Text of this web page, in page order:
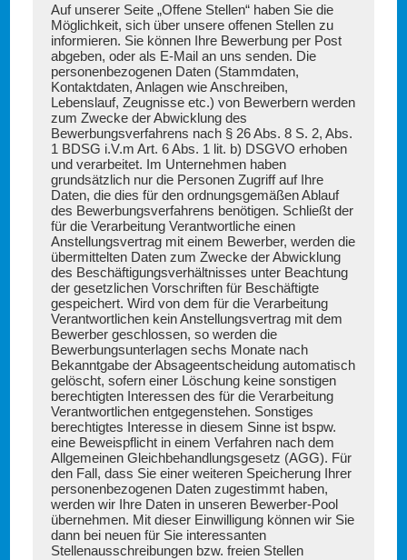
Auf unserer Seite „Offene Stellen“ haben Sie die
Möglichkeit, sich über unsere offenen Stellen zu
informieren. Sie können Ihre Bewerbung per Post
abgeben, oder als E-Mail an uns senden. Die
personenbezogenen Daten (Stammdaten,
Kontaktdaten, Anlagen wie Anschreiben,
Lebenslauf, Zeugnisse etc.) von Bewerbern werden
zum Zwecke der Abwicklung des
Bewerbungsverfahrens nach § 26 Abs. 8 S. 2, Abs.
1 BDSG i.V.m Art. 6 Abs. 1 lit. b) DSGVO erhoben
und verarbeitet. Im Unternehmen haben
grundsätzlich nur die Personen Zugriff auf Ihre
Daten, die dies für den ordnungsgemäßen Ablauf
des Bewerbungsverfahrens benötigen. Schließt der
für die Verarbeitung Verantwortliche einen
Anstellungsvertrag mit einem Bewerber, werden die
übermittelten Daten zum Zwecke der Abwicklung
des Beschäftigungsverhältnisses unter Beachtung
der gesetzlichen Vorschriften für Beschäftigte
gespeichert. Wird von dem für die Verarbeitung
Verantwortlichen kein Anstellungsvertrag mit dem
Bewerber geschlossen, so werden die
Bewerbungsunterlagen sechs Monate nach
Bekanntgabe der Absageentscheidung automatisch
gelöscht, sofern einer Löschung keine sonstigen
berechtigten Interessen des für die Verarbeitung
Verantwortlichen entgegenstehen. Sonstiges
berechtigtes Interesse in diesem Sinne ist bspw.
eine Beweispflicht in einem Verfahren nach dem
Allgemeinen Gleichbehandlungsgesetz (AGG). Für
den Fall, dass Sie einer weiteren Speicherung Ihrer
personenbezogenen Daten zugestimmt haben,
werden wir Ihre Daten in unseren Bewerber-Pool
übernehmen. Mit dieser Einwilligung können wir Sie
dann bei neuen für Sie interessanten
Stellenausschreibungen bzw. freien Stellen